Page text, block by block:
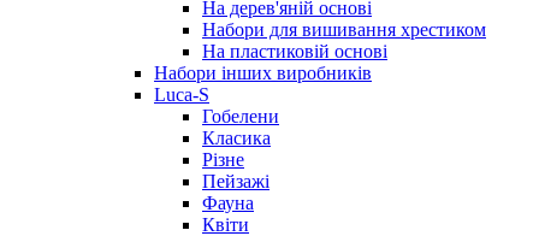
На дерев'яній основі
Набори для вишивання хрестиком
На пластиковій основі
Набори інших виробників
Luca-S
Гобелени
Класика
Різне
Пейзажі
Фауна
Квіти